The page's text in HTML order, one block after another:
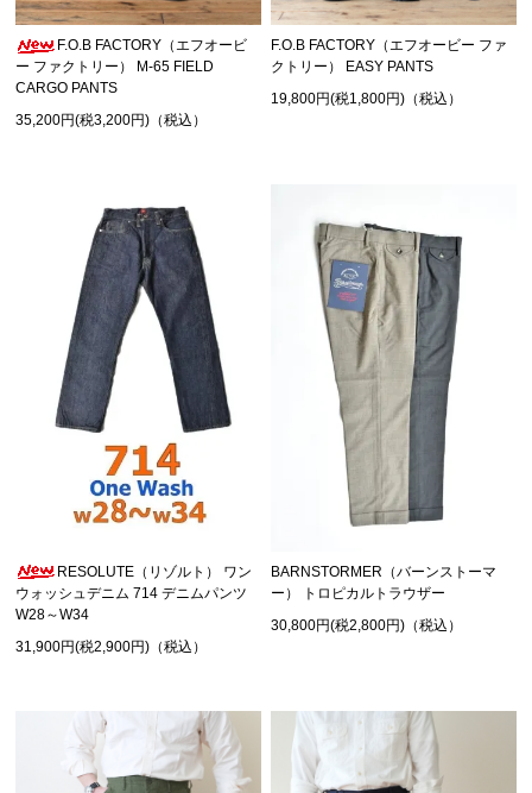
F.O.B FACTORY（エフオービ
ー ファクトリー） M-65 FIELD
CARGO PANTS
35,200円(税3,200円)（税込）
F.O.B FACTORY（エフオービー ファ
クトリー） EASY PANTS
19,800円(税1,800円)（税込）
RESOLUTE（リゾルト） ワン
ウォッシュデニム 714 デニムパンツ
W28～W34
31,900円(税2,900円)（税込）
BARNSTORMER（バーンストーマ
ー） トロピカルトラウザー
30,800円(税2,800円)（税込）